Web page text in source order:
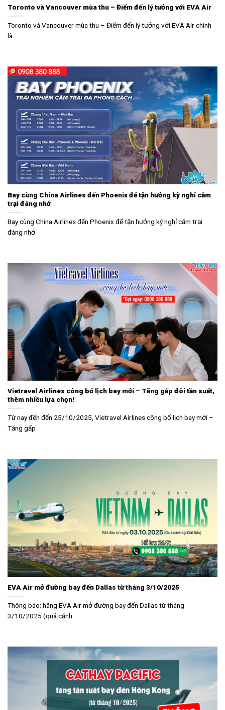
Toronto và Vancouver mùa thu – Điểm đến lý tưởng với EVA Air
Toronto và Vancouver mùa thu – Điểm đến lý tưởng với EVA Air chính
là
Bay cùng China Airlines đến Phoenix để tận hưởng kỳ nghỉ cắm
trại đáng nhớ
Bay cùng China Airlines đến Phoenix để tận hưởng kỳ nghỉ cắm trại
đáng nhớ
Vietravel Airlines công bố lịch bay mới – Tăng gấp đôi tần suất,
thêm nhiều lựa chọn!
Từ nay đến đến 25/10/2025, Vietravel Airlines công bố lịch bay mới –
Tăng gấp
EVA Air mở đường bay đến Dallas từ tháng 3/10/2025
Thông báo: hãng EVA Air mở đường bay đến Dallas từ tháng
3/10/2025 (quá cảnh